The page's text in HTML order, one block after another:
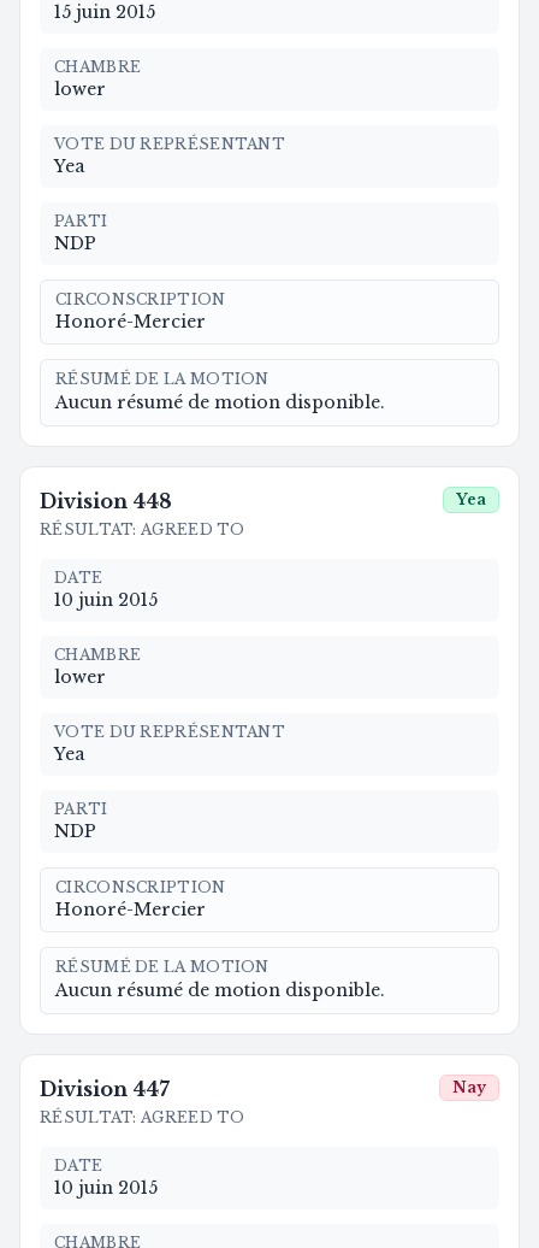
15 juin 2015
CHAMBRE
lower
VOTE DU REPRÉSENTANT
Yea
PARTI
NDP
CIRCONSCRIPTION
Honoré-Mercier
RÉSUMÉ DE LA MOTION
Aucun résumé de motion disponible.
Division 448
RÉSULTAT: AGREED TO
Yea
DATE
10 juin 2015
CHAMBRE
lower
VOTE DU REPRÉSENTANT
Yea
PARTI
NDP
CIRCONSCRIPTION
Honoré-Mercier
RÉSUMÉ DE LA MOTION
Aucun résumé de motion disponible.
Division 447
RÉSULTAT: AGREED TO
Nay
DATE
10 juin 2015
CHAMBRE